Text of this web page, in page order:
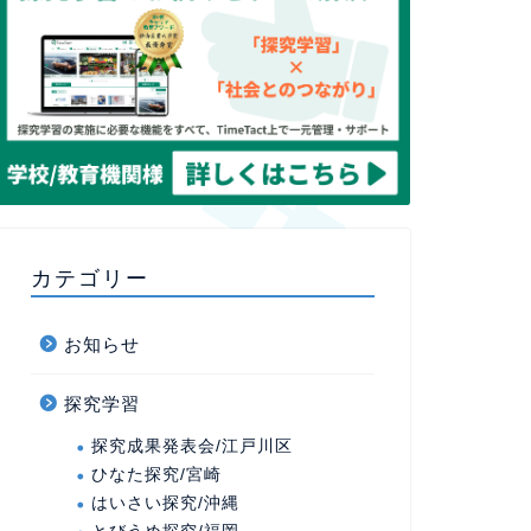
カテゴリー
お知らせ
探究学習
探究成果発表会/江戸川区
ひなた探究/宮崎
はいさい探究/沖縄